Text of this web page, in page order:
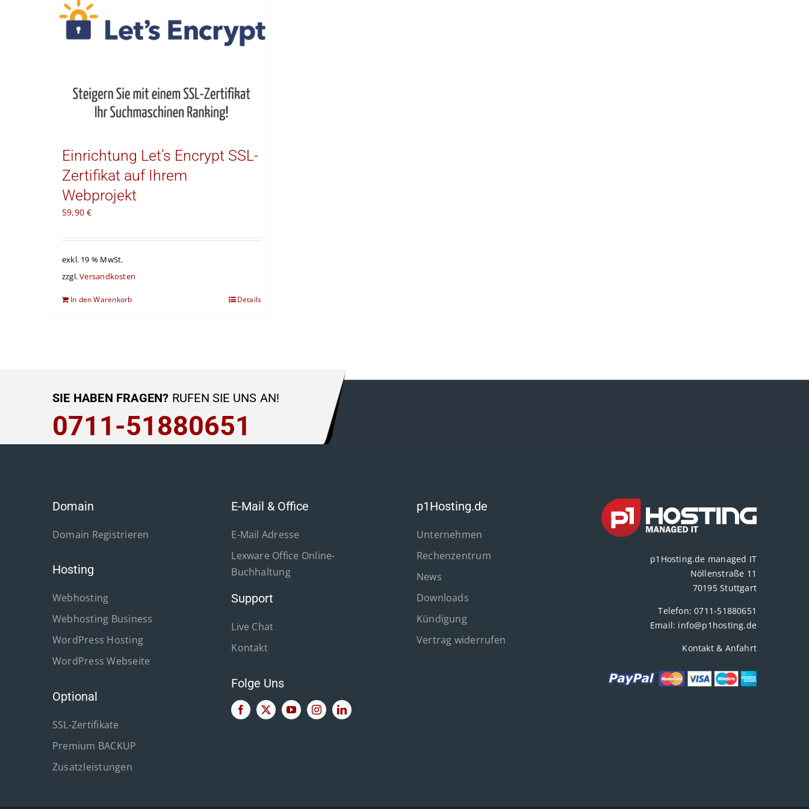
Einrichtung Let’s Encrypt SSL-
Zertifikat auf Ihrem
Webprojekt
59,90€
exkl. 19 % MwSt.
zzgl.Versandkosten
In den Warenkorb Details
SIE HABEN FRAGEN? RUFEN SIE UNS AN!
0711-51880651
Domain
Domain Registrieren
Hosting
Webhosting
Webhosting Business
WordPress Hosting
WordPress Webseite
Optional
SSL-Zertifikate
Premium BACKUP
Zusatzleistungen
E-Mail & Office
E-Mail Adresse
Lexware Office Online-
Buchhaltung
Support
Live Chat
Kontakt
Folge Uns
p1Hosting.de
Unternehmen
Rechenzentrum
News
Downloads
Kündigung
Vertrag widerrufen
p1Hosting.de managed IT
Nöllenstraße 11
70195 Stuttgart
Telefon:0711-51880651
Email: info@p1hosting.de
Kontakt & Anfahrt